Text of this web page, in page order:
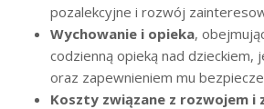
pozalekcyjne i rozwój
Wychowanie i opieka,
codzienną opieką nad dzieckiem,
oraz zapewnieniem mu
Koszty związane z rozwojem i